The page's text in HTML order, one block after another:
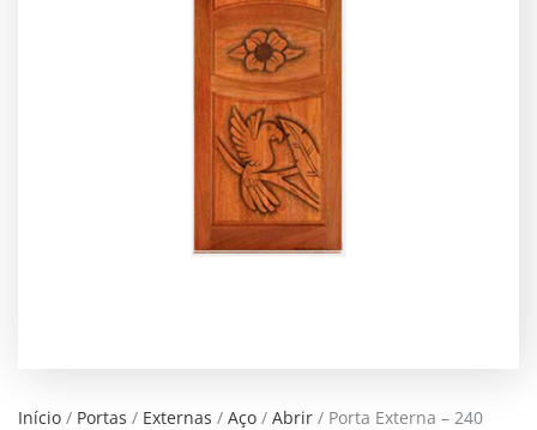
Início / Portas / Externas / Aço / Abrir / Porta Externa – 240